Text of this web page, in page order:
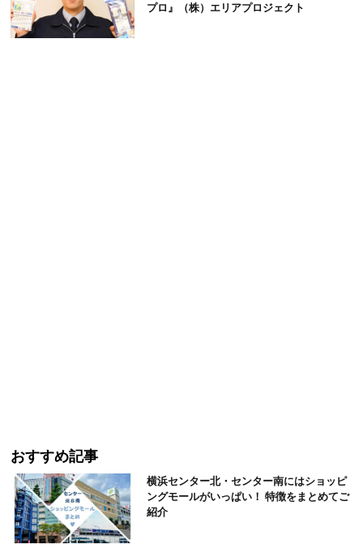
プロ』（株）エリアプロジェクト
おすすめ記事
横浜センター北・センター南にはショッピ
ングモールがいっぱい！ 特徴をまとめてご
紹介